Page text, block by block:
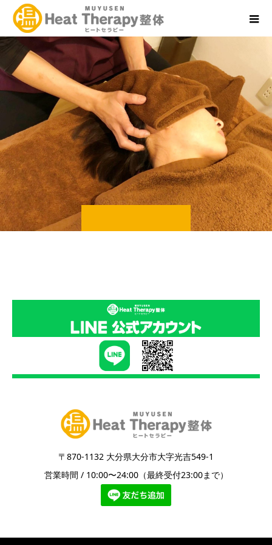
〒870-1132 大分県大分市大字光吉549-1
営業時間 / 10:00〜24:00（最終受付23:00まで）